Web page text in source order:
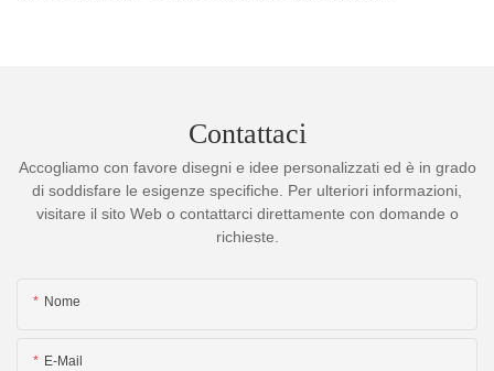
Contattaci
Accogliamo con favore disegni e idee personalizzati ed è in grado
di soddisfare le esigenze specifiche. Per ulteriori informazioni,
visitare il sito Web o contattarci direttamente con domande o
richieste.
Nome
E-Mail